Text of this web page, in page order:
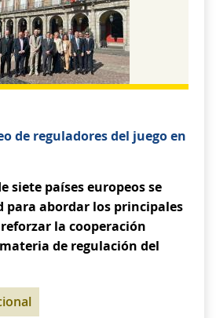
de reguladores del juego en
siete países europeos se
para abordar los principales
la cooperación
de regulación del